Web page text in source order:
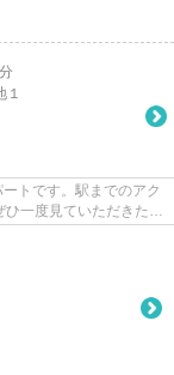
１
トです。駅までのアク
一度見ていただきた